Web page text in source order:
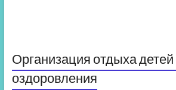
Организация отдыха детей
оздоровления